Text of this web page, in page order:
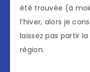
été trouvée (à
l’hiver, alors je
laissez pas partir
région.